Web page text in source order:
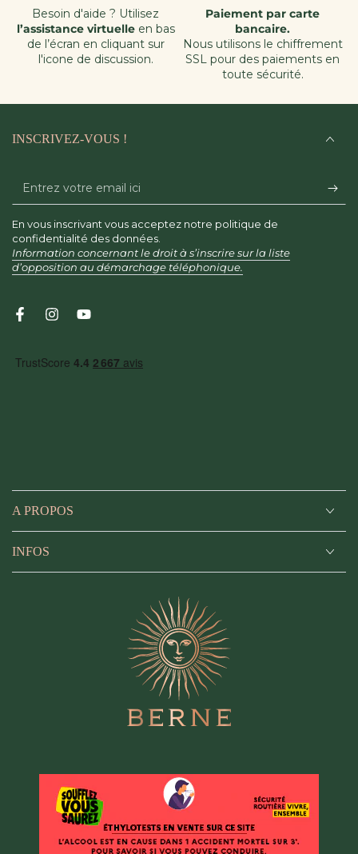
Besoin d'aide ? Utilisez
l’assistance virtuelle en bas
de l’écran en cliquant sur
l'icone de discussion.
Paiement par carte
bancaire.
Nous utilisons le chiffrement
SSL pour des paiements en
toute sécurité.
A PROPOS
INFOS
INSCRIVEZ-VOUS !
Entrez
votre
email
ici
En vous inscrivant vous acceptez notre politique de
confidentialité des données.
Information concernant le droit à s’inscrire sur la liste
d’opposition au démarchage téléphonique.
FacebookInstagramYouTube